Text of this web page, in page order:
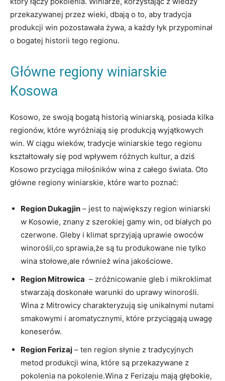
⁤przekazywanej‌ przez wieki, ⁤dbają​ o to, aby tradycja
produkcji ⁢win ‍pozostawała żywa, a każdy łyk ⁤przypominał​
o bogatej historii tego‍ regionu.
Główne ‍regiony winiarskie
Kosowa
Kosowo, ze swoją bogatą historią winiarską, posiada kilka‌
regionów, które wyróżniają się produkcją wyjątkowych
⁣win. W ciągu‌ wieków, tradycje winiarskie ‌tego regionu
kształtowały się pod wpływem ⁣różnych​ kultur,​ a ⁢dziś‌
Kosowo przyciąga miłośników wina z ​całego świata. Oto⁤
główne ​regiony winiarskie, ⁢które warto‌ poznać:
Region‍ Dukagjin – jest⁤ to największy region winiarski
‌w‌ Kosowie,​ znany⁣ z szerokiej gamy​ win, od białych po‍
czerwone. Gleby i klimat sprzyjają uprawie ⁢owoców⁣
winorośli,co sprawia,że są⁤ tu produkowane nie tylko
wina stołowe,ale również wina ‌jakościowe.
Region Mitrowica ​ –‍ zróżnicowanie ⁣gleb⁣ i​ mikroklimat
stwarzają doskonałe warunki do‌ uprawy ​winorośli.
Wina z Mitrowicy charakteryzują się unikalnymi nutami
smakowymi i aromatycznymi, które przyciągają uwagę
koneserów.
Region Ferizaj ​–‌ ten region słynie ⁤z‌ tradycyjnych
metod produkcji wina, które są przekazywane z⁤
pokolenia na​ pokolenie.Wina ⁣z ⁤Ferizaju mają głębokie,